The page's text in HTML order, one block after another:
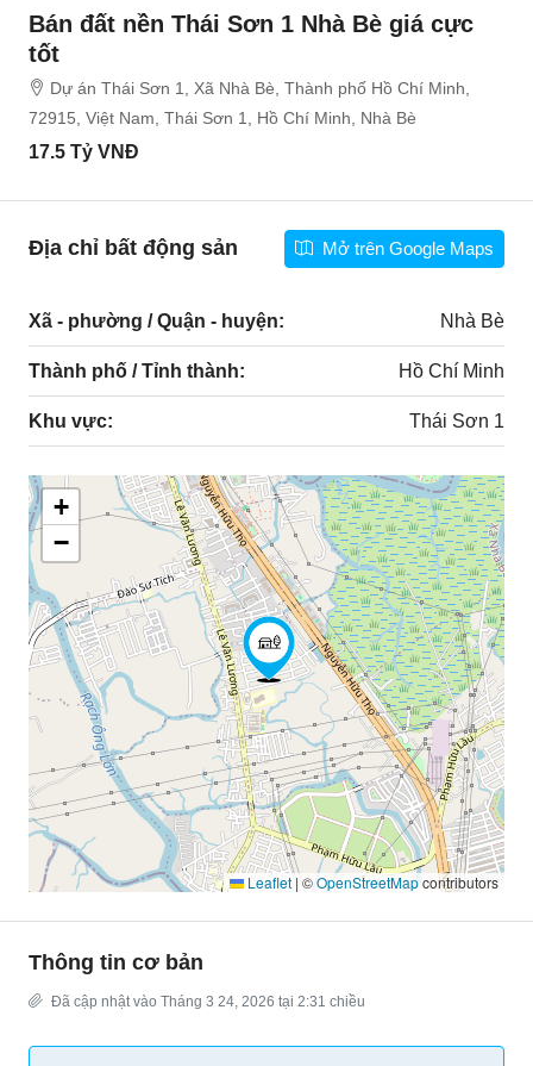
Bán đất nền Thái Sơn 1 Nhà Bè giá cực
tốt
Dự án Thái Sơn 1, Xã Nhà Bè, Thành phố Hồ Chí Minh,
72915, Việt Nam, Thái Sơn 1, Hồ Chí Minh, Nhà Bè
17.5 Tỷ VNĐ
Địa chỉ bất động sản Mở trên Google Maps
Xã - phường / Quận - huyện: Nhà Bè
Thành phố / Tỉnh thành: Hồ Chí Minh
Khu vực: Thái Sơn 1
+
−
Leaflet | ©OpenStreetMapcontributors
Thông tin cơ bản
Đã cập nhật vào Tháng 3 24, 2026 tại 2:31 chiều